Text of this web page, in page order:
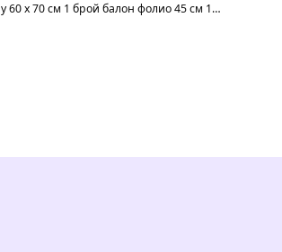
х 70 см 1 брой балон фолио 45 см 1…